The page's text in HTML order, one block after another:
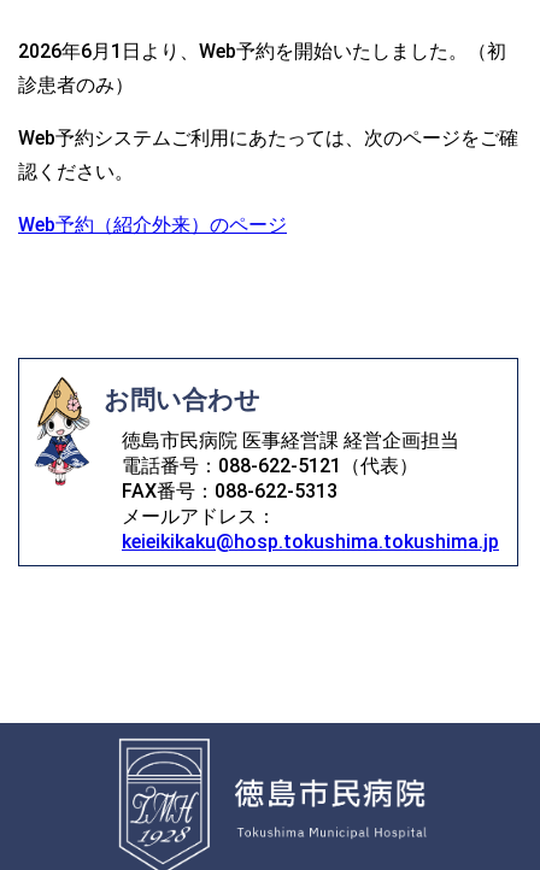
2026年6月1日より、Web予約を開始いたしました。（初
診患者のみ）
Web予約システムご利用にあたっては、次のページをご確
認ください。
Web予約（紹介外来）のページ
お問い合わせ
徳島市民病院 医事経営課 経営企画担当
電話番号：088-622-5121（代表）
FAX番号：088-622-5313
メールアドレス：
keieikikaku@hosp.tokushima.tokushima.jp